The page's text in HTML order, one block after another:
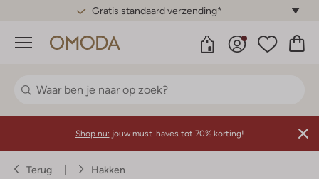
Gratis standaard verzending*
Menu
Shop nu: jouw must-haves tot 70% korting!
Terug Hakken